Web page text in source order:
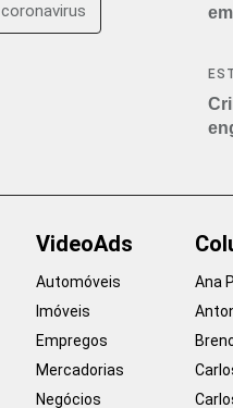
coronavirus
VideoAds
Automóveis
Imóveis
Empregos
Mercadorias
Negócios
Ana